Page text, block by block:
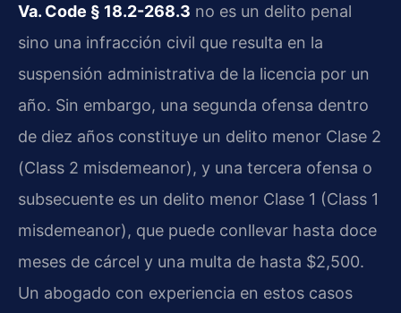
Va. Code § 18.2-268.3 no es un delito penal
sino una infracción civil que resulta en la
suspensión administrativa de la licencia por un
año. Sin embargo, una segunda ofensa dentro
de diez años constituye un delito menor Clase 2
(Class 2 misdemeanor), y una tercera ofensa o
subsecuente es un delito menor Clase 1 (Class 1
misdemeanor), que puede conllevar hasta doce
meses de cárcel y una multa de hasta $2,500.
Un abogado con experiencia en estos casos